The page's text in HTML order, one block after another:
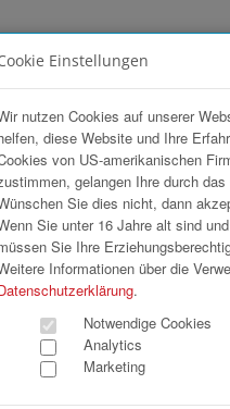
Einstellungen
nutzen Cookies auf unserer
diese Website und Ihre
von US-amerikanischen
gelangen Ihre durch
Sie dies nicht, dann
Sie unter 16 Jahre alt sind
Sie Ihre
Informationen über die
.
Notwendige Cookies
Analytics
Marketing